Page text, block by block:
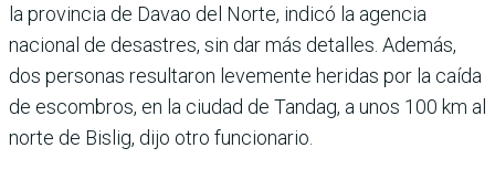
la provincia de Davao del Norte, indicó la agencia
nacional de desastres, sin dar más detalles. Además,
dos personas resultaron levemente heridas por la caída
de escombros, en la ciudad de Tandag, a unos 100 km al
norte de Bislig, dijo otro funcionario.